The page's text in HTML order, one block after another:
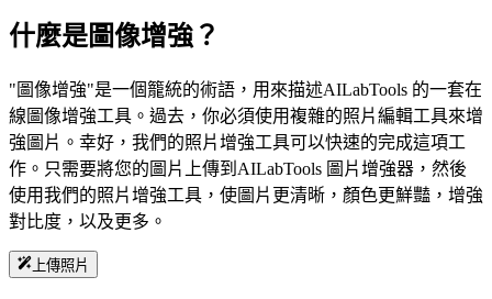
什麼是圖像增強？
"圖像增強"是一個籠統的術語，用來描述AILabTools 的一套在
線圖像增強工具。過去，你必須使用複雜的照片編輯工具來增
強圖片。幸好，我們的照片增強工具可以快速的完成這項工
作。只需要將您的圖片上傳到AILabTools 圖片增強器，然後
使用我們的照片增強工具，使圖片更清晰，顏色更鮮豔，增強
對比度，以及更多。
上傳照片